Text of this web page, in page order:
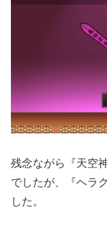
残念ながら『天空
でしたが、『ヘラ
した。